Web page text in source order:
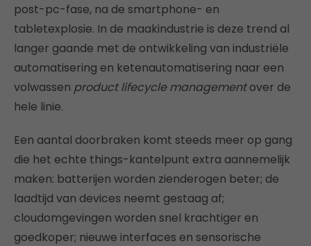
post-pc-fase, na de smartphone- en
tabletexplosie. In de maakindustrie is deze trend al
langer gaande met de ontwikkeling van industriële
automatisering en ketenautomatisering naar een
volwassen product lifecycle managementover de
hele linie.
Een aantal doorbraken komt steeds meer op gang
die het echte things-kantelpunt extra aannemelijk
maken: batterijen worden zienderogen beter; de
laadtijd van devices neemt gestaag af;
cloudomgevingen worden snel krachtiger en
goedkoper; nieuwe interfaces en sensorische